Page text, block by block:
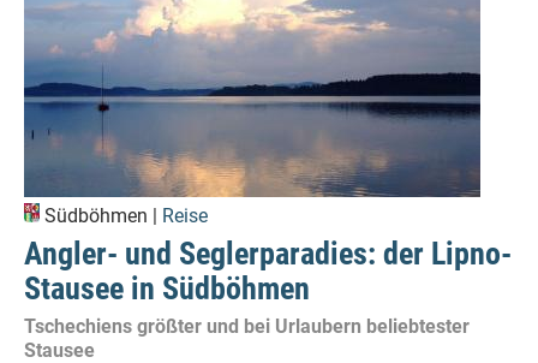
Südböhmen | Reise
Angler- und Seglerparadies: der Lipno-
Stausee in Südböhmen
Tschechiens größter und bei Urlaubern beliebtester
Stausee